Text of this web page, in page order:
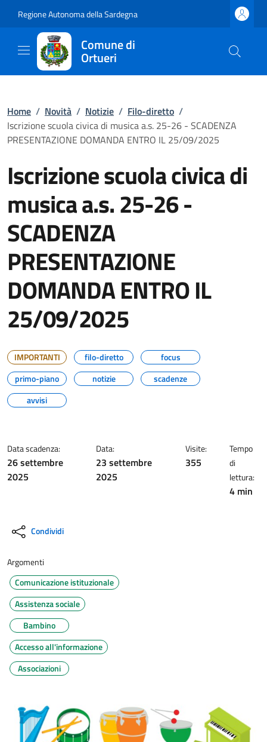
Regione Autonoma della Sardegna
Comune di
Ortueri
Home / Novità / Notizie / Filo-diretto /
Iscrizione scuola civica di musica a.s. 25-26 - SCADENZA
PRESENTAZIONE DOMANDA ENTRO IL 25/09/2025
Iscrizione scuola civica di
musica a.s. 25-26 -
SCADENZA
PRESENTAZIONE
DOMANDA ENTRO IL
25/09/2025
IMPORTANTI filo-diretto
focus
primo-piano
notizie
scadenze
avvisi
Data scadenza:
26 settembre
2025
Data:
23 settembre
2025
Visite:
355
Tempo
di
lettura:
4 min
Condividi
Argomenti
Comunicazione istituzionale
Assistenza sociale
Bambino
Accesso all'informazione
Associazioni